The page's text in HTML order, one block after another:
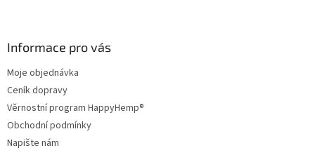
Informace pro vás
Moje objednávka
Ceník dopravy
Věrnostní program HappyHemp®
Obchodní podmínky
Napište nám